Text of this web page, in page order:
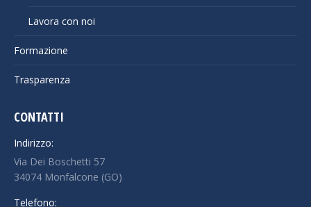
Lavora con noi
Formazione
Trasparenza
CONTATTI
Indirizzo:
Via Dei Boschetti 57
34074 Monfalcone (GO)
Telefono: